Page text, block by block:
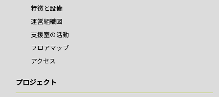
特徴と設備
運営組織図
支援室の活動
フロアマップ
アクセス
プロジェクト